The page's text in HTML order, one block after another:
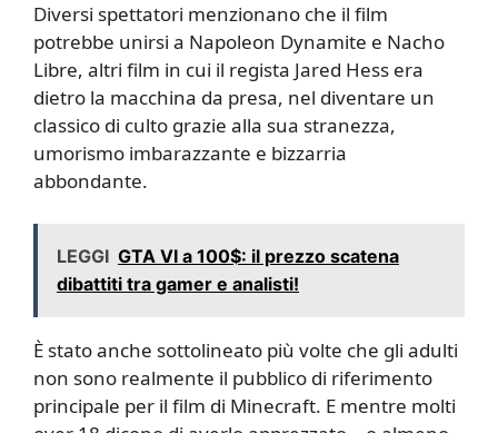
Diversi spettatori menzionano che il film
potrebbe unirsi a Napoleon Dynamite e Nacho
Libre, altri film in cui il regista Jared Hess era
dietro la macchina da presa, nel diventare un
classico di culto grazie alla sua stranezza,
umorismo imbarazzante e bizzarria
abbondante.
LEGGI GTA VI a 100$: il prezzo scatena
dibattiti tra gamer e analisti!
È stato anche sottolineato più volte che gli adulti
non sono realmente il pubblico di riferimento
principale per il film di Minecraft. E mentre molti